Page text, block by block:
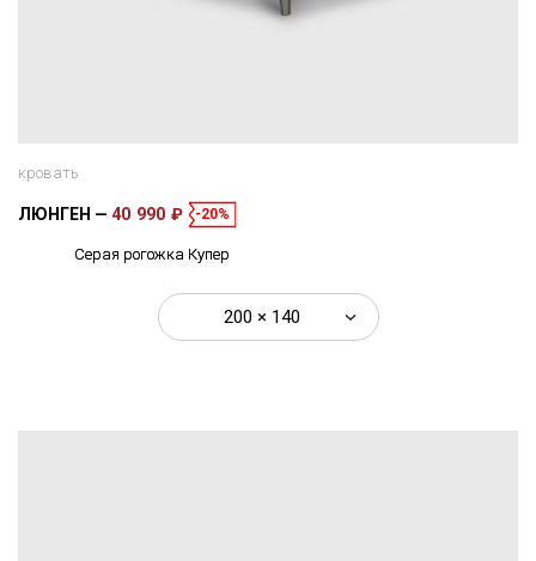
кровать
ЛЮНГЕН 40 990 ₽ -20%
Серая рогожка Купер
200 × 140